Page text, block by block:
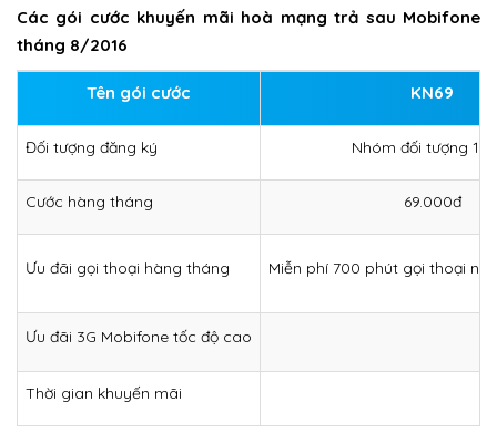
Các gói cước khuyến mãi hoà mạng trả sau Mobifone
tháng 8/2016
Tên gói cước KN69
Đối tượng đăng ký Nhóm đối tượng 1,
Cước hàng tháng 69.000đ
Ưu đãi gọi thoại hàng tháng Miễn phí 700 phút gọi thoại nội
Ưu đãi 3G Mobifone tốc độ cao
Thời gian khuyến mãi